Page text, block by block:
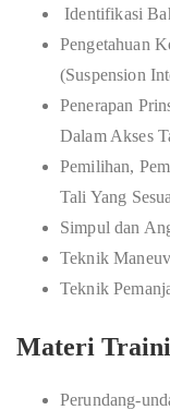
Identifikasi
Pengetahuan
(Suspension
Penerapan
Dalam Akses
Pemilihan,
Tali Yang
Simpul dan
Teknik
Teknik
Materi
Perundang-